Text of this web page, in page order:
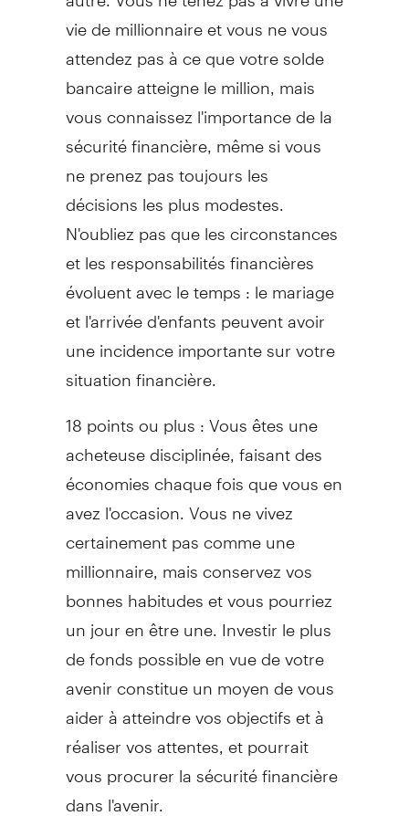
vie de millionnaire et vous ne vous
attendez pas à ce que votre solde
bancaire atteigne le million, mais
vous connaissez l'importance de la
sécurité financière, même si vous
ne prenez pas toujours les
décisions les plus modestes.
N'oubliez pas que les circonstances
et les responsabilités financières
évoluent avec le temps : le mariage
et l'arrivée d'enfants peuvent avoir
une incidence importante sur votre
situation financière.
18 points ou plus : Vous êtes une
acheteuse disciplinée, faisant des
économies chaque fois que vous en
avez l'occasion. Vous ne vivez
certainement pas comme une
millionnaire, mais conservez vos
bonnes habitudes et vous pourriez
un jour en être une. Investir le plus
de fonds possible en vue de votre
avenir constitue un moyen de vous
aider à atteindre vos objectifs et à
réaliser vos attentes, et pourrait
vous procurer la sécurité financière
dans l'avenir.